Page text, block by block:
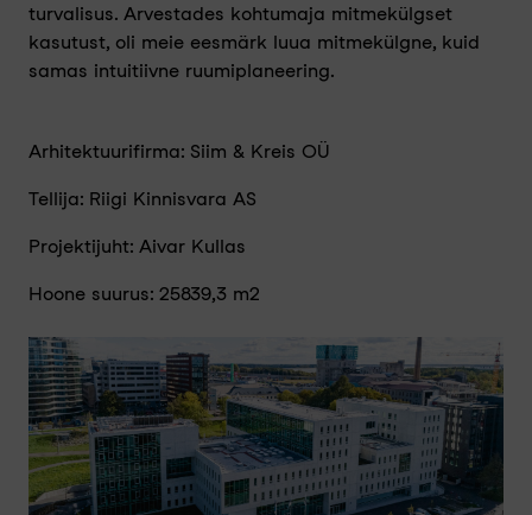
turvalisus. Arvestades kohtumaja mitmekülgset
kasutust, oli meie eesmärk luua mitmekülgne, kuid
samas intuitiivne ruumiplaneering.
Arhitektuurifirma: Siim & Kreis OÜ
Tellija: Riigi Kinnisvara AS
Projektijuht: Aivar Kullas
Hoone suurus: 25839,3 m²